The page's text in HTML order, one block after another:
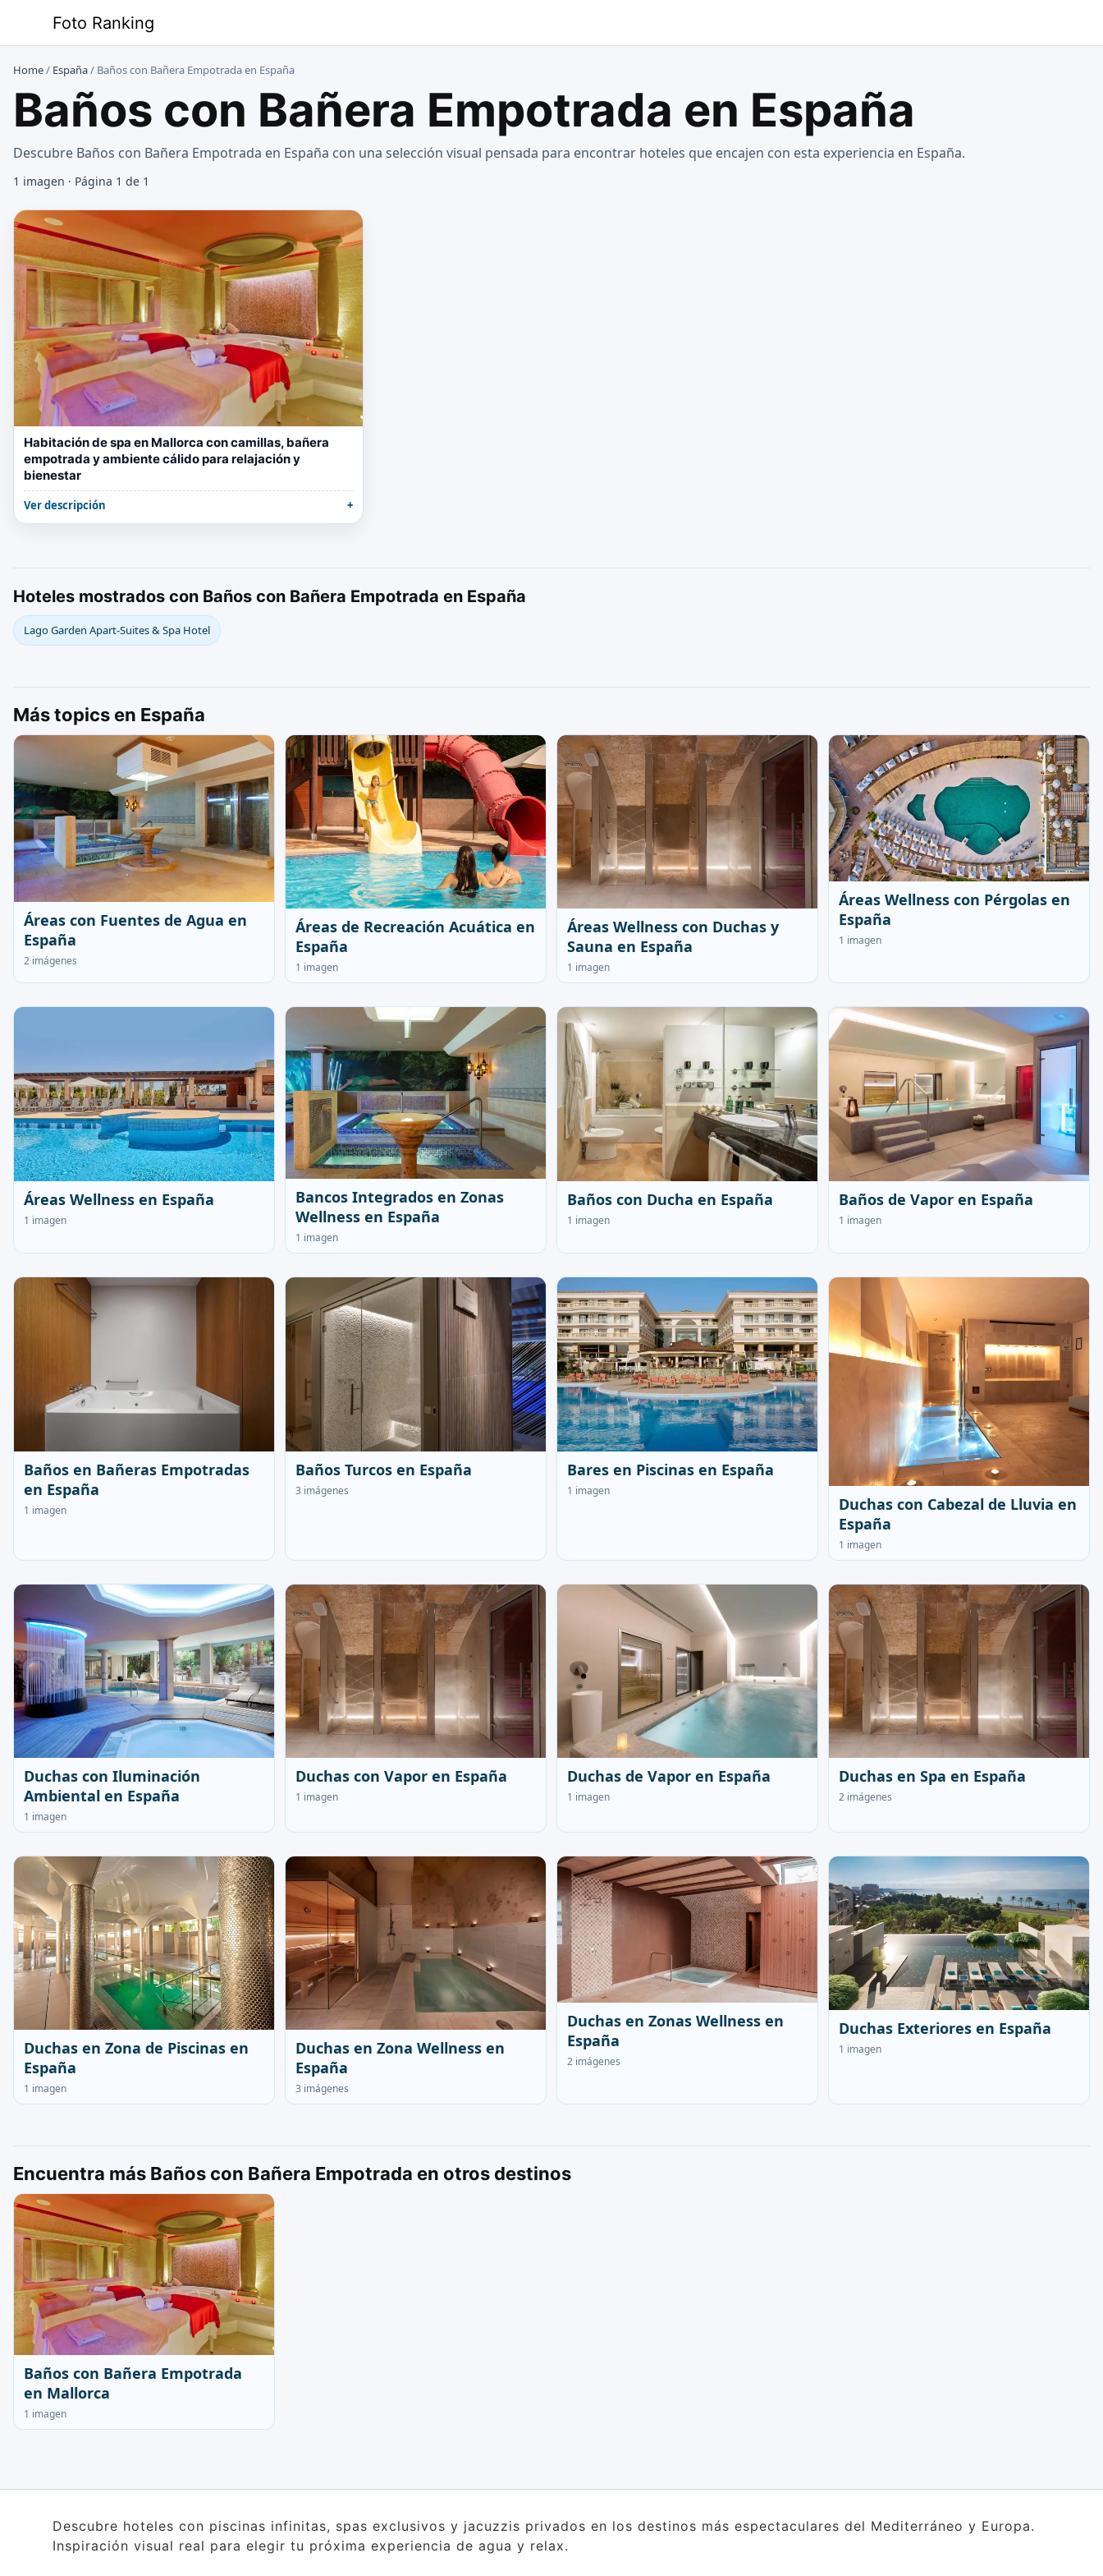
contenido
Foto Ranking
Home/ España/ Baños con Bañera Empotrada en España
Baños con Bañera Empotrada en España
Descubre Baños con Bañera Empotrada en España con una selección visual pensada para encontrar hoteles que encajen con esta experiencia en España.
1 imagen · Página 1 de 1
Habitación de spa en Mallorca con camillas, bañera
empotrada y ambiente cálido para relajación y
bienestar
Ver descripción
Hoteles mostrados con Baños con Bañera Empotrada en España
Lago Garden Apart-Suites & Spa Hotel
Más topics en España
Áreas con Fuentes de Agua en
España
2 imágenes
Áreas de Recreación Acuática en
España
1 imagen
Áreas Wellness con Duchas y
Sauna en España
1 imagen
Áreas Wellness con Pérgolas en
España
1 imagen
Áreas Wellness en España
1 imagen
Bancos Integrados en Zonas
Wellness en España
1 imagen
Baños con Ducha en España
1 imagen
Baños de Vapor en España
1 imagen
Baños en Bañeras Empotradas
en España
1 imagen
Baños Turcos en España
3 imágenes
Bares en Piscinas en España
1 imagen
Duchas con Cabezal de Lluvia en
España
1 imagen
Duchas con Iluminación
Ambiental en España
1 imagen
Duchas con Vapor en España
1 imagen
Duchas de Vapor en España
1 imagen
Duchas en Spa en España
2 imágenes
Duchas en Zona de Piscinas en
España
1 imagen
Duchas en Zona Wellness en
España
3 imágenes
Duchas en Zonas Wellness en
España
2 imágenes
Duchas Exteriores en España
1 imagen
Encuentra más Baños con Bañera Empotrada en otros destinos
Baños con Bañera Empotrada
en Mallorca
1 imagen
Descubre hoteles con piscinas infinitas, spas exclusivos y jacuzzis privados en los destinos más espectaculares del Mediterráneo y Europa.
Inspiración visual real para elegir tu próxima experiencia de agua y relax.